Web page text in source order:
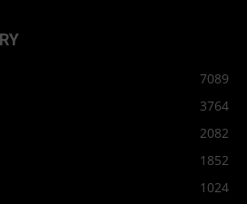
7089
3764
2082
1852
1024